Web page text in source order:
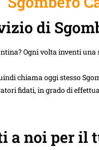
di
Ogni volta inventi
chiama oggi stesso
fidati, in grado di
a noi per il